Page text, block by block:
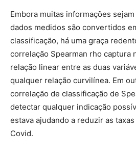
Embora muitas informações
dados medidos são convertidos
classificação, há uma graça
correlação Spearman rho captura
relação linear entre as duas
qualquer relação curvilínea. Em
correlação de classificação de
detectar qualquer indicação
estava ajudando a reduzir as
Covid.